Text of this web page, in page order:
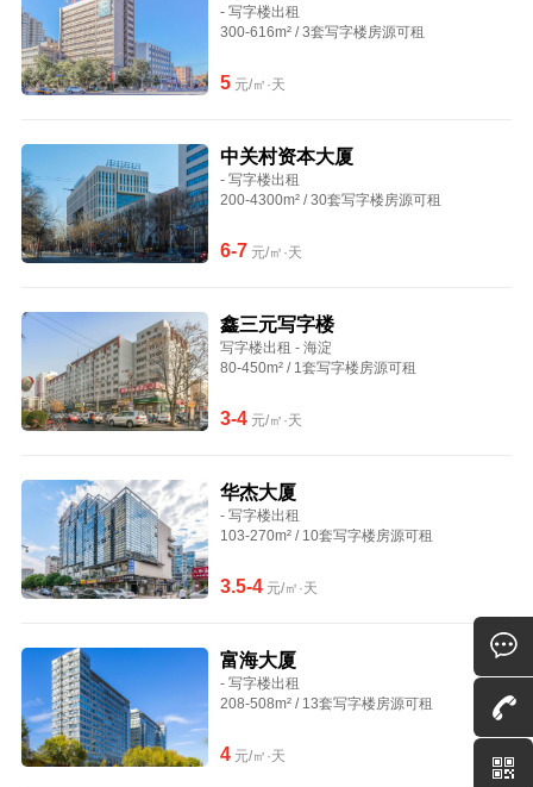
- 写字楼出租
300-616m² / 3套写字楼房源可租
5元/㎡·天
中关村资本大厦
- 写字楼出租
200-4300m² / 30套写字楼房源可租
6-7 元/㎡·天
鑫三元写字楼
写字楼出租 - 海淀
80-450m² / 1套写字楼房源可租
3-4元/㎡·天
华杰大厦
- 写字楼出租
103-270m² / 10套写字楼房源可租
3.5-4元/㎡·天
富海大厦
- 写字楼出租
208-508m² / 13套写字楼房源可租
4元/㎡·天